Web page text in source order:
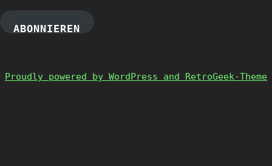
ABONNIEREN
Proudly powered by WordPress and RetroGeek-Theme